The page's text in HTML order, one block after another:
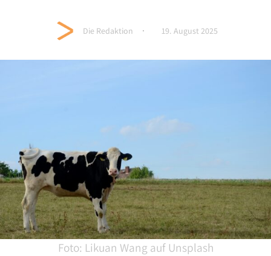
Die Redaktion 19. August 2025
Foto: Likuan Wang auf Unsplash